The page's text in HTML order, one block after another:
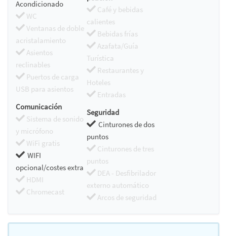
Acondicionado
WC
Ventanas de doble
acristalamiento
Asientos
reclinables
Puertos de carga
USB para asientos
Café y bebidas
calientes
Bebidas frías
Azafata/Guía
Turística
Restaurantes y
Hoteles
Entradas
Comunicación
Sistema de sonido
y micrófono
WiFi gratis
WIFI
opcional/costes extra
HDMI
Chromecast
Seguridad
Cinturones de dos
puntos
Cinturones de tres
puntos
DEA - Desfibrilador
externo automático
Arcos de seguridad